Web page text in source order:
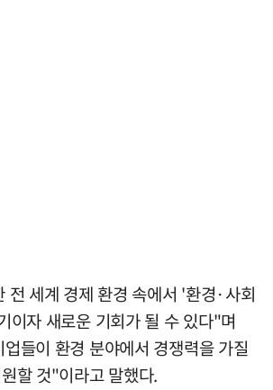
전 세계 경제 환경 속에서 '환경·사회
이자 새로운 기회가 될 수 있다"며
들이 환경 분야에서 경쟁력을 가질
할 것"이라고 말했다.